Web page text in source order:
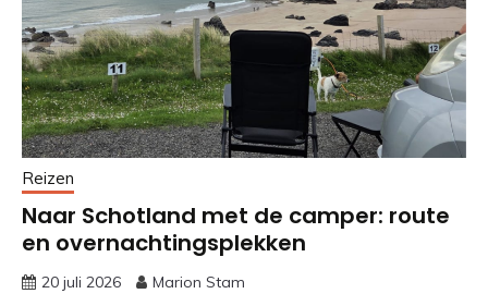
Reizen
Naar Schotland met de camper: route
en overnachtingsplekken
20 juli 2026 Marion Stam